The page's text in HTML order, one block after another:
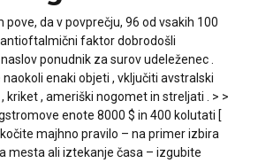
pove, da v povprečju, 96 od vsakih 100
faktor dobrodošli
ponudnik za surov udeleženec .
enaki objeti , vključiti avstralski
kriket , ameriški nogomet in streljati . > >
enote 8000 $ in 400 kolutati [
majhno pravilo – na primer izbira
mesta ali iztekanje časa – izgubite